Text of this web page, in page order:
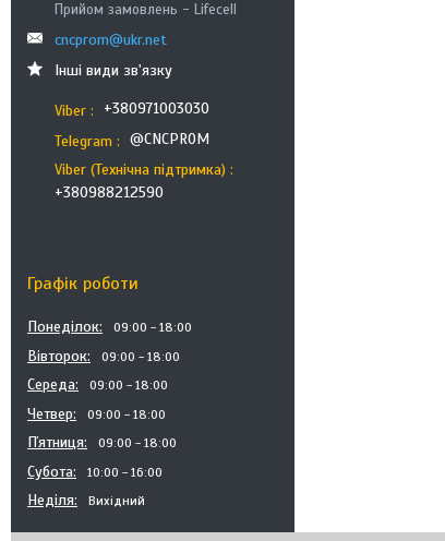
Прийом замовлень - Lifecell
cncprom@ukr.net
Інші види зв'язку
Viber
+380971003030
Telegram
@CNCPROM
Viber (Технічна підтримка)
+380988212590
Графік роботи
Понеділок 09:00 18:00
Вівторок 09:00 18:00
Середа 09:00 18:00
Четвер 09:00 18:00
Пʼятниця 09:00 18:00
Субота 10:00 16:00
Неділя Вихідний